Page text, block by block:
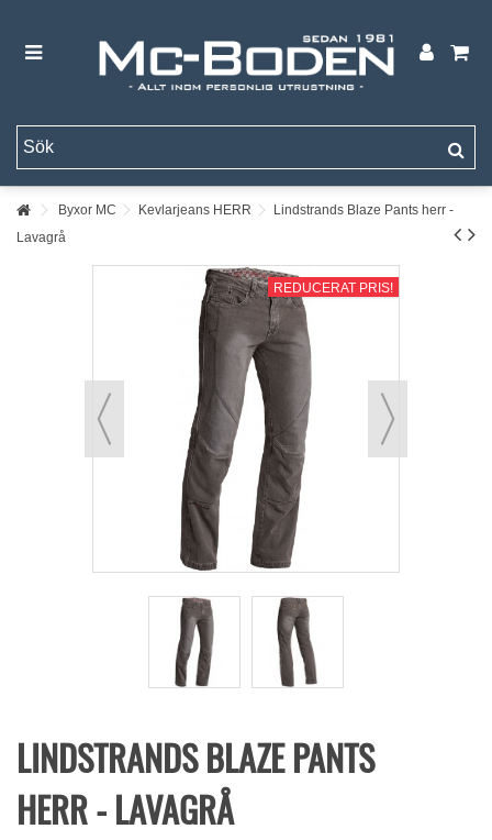
Byxor MC Kevlarjeans HERR
Lindstrands Blaze Pants herr -
Lavagrå
REDUCERAT PRIS!
LINDSTRANDS BLAZE PANTS
HERR - LAVAGRÅ